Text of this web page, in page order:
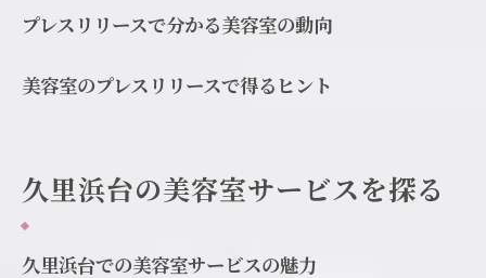
プレスリリースで分かる美容室の動向
美容室のプレスリリースで得るヒント
久里浜台の美容室サービスを探る
久里浜台での美容室サービスの魅力